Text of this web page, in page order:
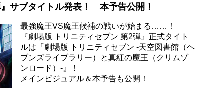
』サブタイトル発表！ 本予告公開！
最強魔王VS魔王候補の戦いが始まる……！
『劇場版 トリニティセブン 第2弾』正式タイト
ルは『劇場版 トリニティセブン -天空図書館（ヘ
ブンズライブラリー）と真紅の魔王（クリムゾ
ンロード）-』！
メインビジュアル＆本予告も公開！